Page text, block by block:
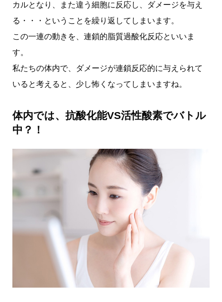
カルとなり、また違う細胞に反応し、ダメージを与え
る・・・ということを繰り返してしまいます。
この一連の動きを、連鎖的脂質過酸化反応といいま
す。
私たちの体内で、ダメージが連鎖反応的に与えられて
いると考えると、少し怖くなってしまいますね。
体内では、抗酸化能VS活性酸素でバトル
中？！